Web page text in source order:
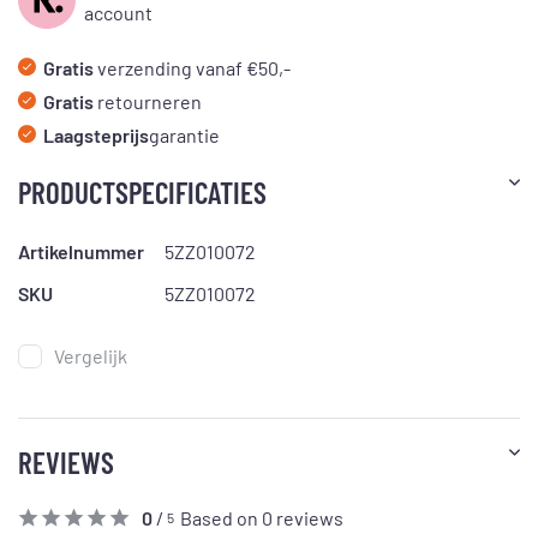
account
Gratisverzending vanaf €50,-
Gratis retourneren
Laagsteprijsgarantie
PRODUCTSPECIFICATIES
Artikelnummer
5ZZ010072
SKU
5ZZ010072
Vergelijk
REVIEWS
0 / 5 Based on 0 reviews